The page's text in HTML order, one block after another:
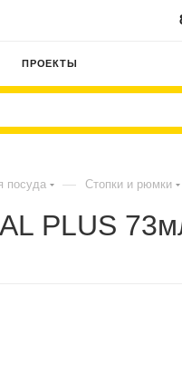
ПРОЕКТЫ
посуда — Стопки и рюмки
PLUS